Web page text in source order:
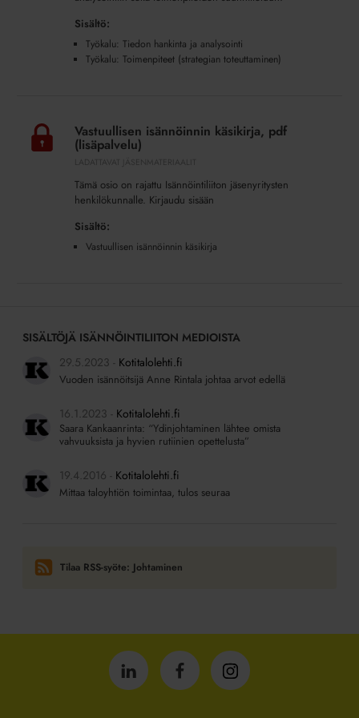
Sisältö:
Työkalu: Tiedon hankinta ja analysointi
Työkalu: Toimenpiteet (strategian toteuttaminen)
isännöinnin
käsikirja,
Vastuullisen isännöinnin käsikirja, pdf
(lisäpalvelu)
Tämä osio on rajattu Isännöintiliiton jäsenyritysten
henkilökunnalle. Kirjaudu sisään
Sisältö:
Vastuullisen isännöinnin käsikirja
SISÄLTÖJÄ ISÄNNÖINTILIITON MEDIOISTA
29.5.2023
Kotitalolehti.fi
Vuoden isännöitsijä Anne Rintala johtaa arvot edellä
16.1.2023 Kotitalolehti.fi
Saara Kankaanrinta: “Ydinjohtaminen lähtee omista
vahvuuksista ja hyvien rutiinien opettelusta”
19.4.2016 Kotitalolehti.fi
Mittaa taloyhtiön toimintaa, tulos seuraa
Tilaa RSS-syöte: Johtaminen
IsännöintiliittoIsännöintiliittoIsännöintiliitto